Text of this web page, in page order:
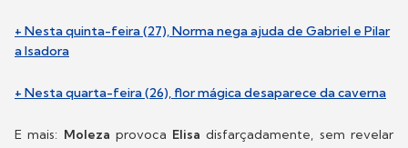
+ Nesta quinta-feira (27), Norma nega ajuda de Gabriel e Pilar
a Isadora
+ Nesta quarta-feira (26), flor mágica desaparece da caverna
E mais: Moleza provoca Elisadisfarçadamente, sem revelar